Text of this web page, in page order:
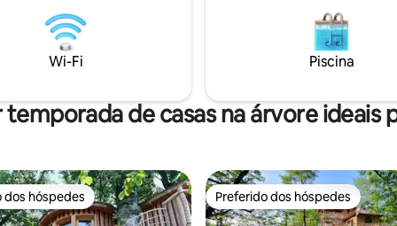
Wi-Fi Piscina
de casas na árvore ideais
dos hóspedes
dos hóspedes Preferido dos hóspedes
Preferido dos hóspedes